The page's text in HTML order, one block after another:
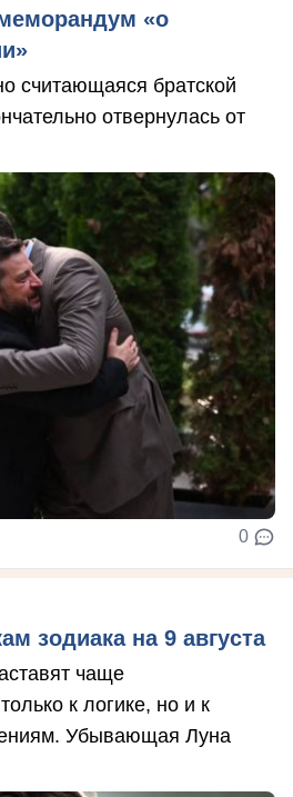
«о
считающаяся братской
отвернулась от
0
зодиака на 9 августа
чаще
к логике, но и к
Убывающая Луна